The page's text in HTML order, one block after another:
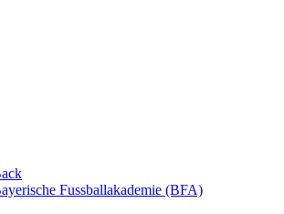
Fussballakademie (BFA)